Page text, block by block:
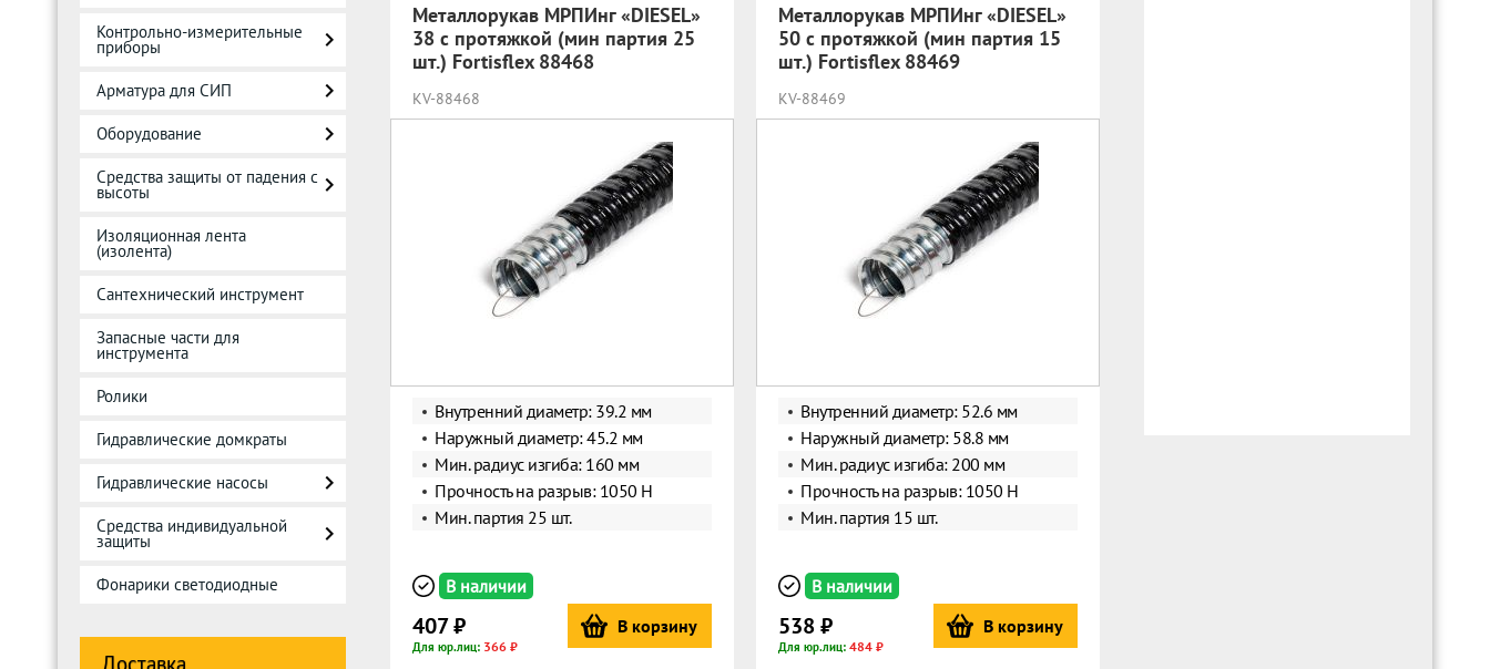
Контрольно-измерительные
приборы
Арматура для СИП
Оборудование
Средства защиты от падения с
высоты
Изоляционная лента
(изолента)
Сантехнический инструмент
Запасные части для
инструмента
Ролики
Гидравлические домкраты
Гидравлические насосы
Средства индивидуальной
защиты
Фонарики светодиодные
Доставка
Металлорукав МРПИнг «DIESEL»
38 с протяжкой (мин партия 25
шт.) Fortisflex 88468
KV-88468
Внутренний диаметр: 39.2 мм
Наружный диаметр: 45.2 мм
Мин. радиус изгиба: 160 мм
Прочность на разрыв: 1050 Н
Мин. партия 25 шт.
В наличии
407 ₽
Для юр.лиц: 366 ₽
В корзину
Металлорукав МРПИнг «DIESEL»
50 с протяжкой (мин партия 15
шт.) Fortisflex 88469
KV-88469
Внутренний диаметр: 52.6 мм
Наружный диаметр: 58.8 мм
Мин. радиус изгиба: 200 мм
Прочность на разрыв: 1050 Н
Мин. партия 15 шт.
В наличии
538 ₽
Для юр.лиц: 484 ₽
В корзину